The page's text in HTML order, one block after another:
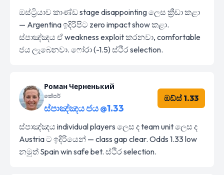
ඔස්ට්‍රියාව කාණ්ඩ stage disappointing ලෙස ක්‍රීඩා කළා
— Argentina ඉදිරිපිට zero impact show කළා.
ස්පාඤ්ඤය ඒ weakness exploit කරනවා, comfortable
ජය ලැබෙනවා. ෆෝරා (-1.5) ස්ථිර selection.
Роман Черненький
කේපර්
ස්පාඤ්ඤය ජය @1.33
ඔඩ්ස් 1.33
ස්පාඤ්ඤය individual players ලෙස ද team unit ලෙස ද
Austria ට ඉදිරියෙන් — class gap clear. Odds 1.33 low
නමුත් Spain win safe bet. ස්ථිර selection.